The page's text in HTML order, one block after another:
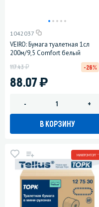
1042037
VEIRO: Бумага туалетная 1сл
200м/9,5 Comfort белый
88.07)
117.43у -26%
- +
В КОРЗИНУ
МИНПРОМТОРГ *